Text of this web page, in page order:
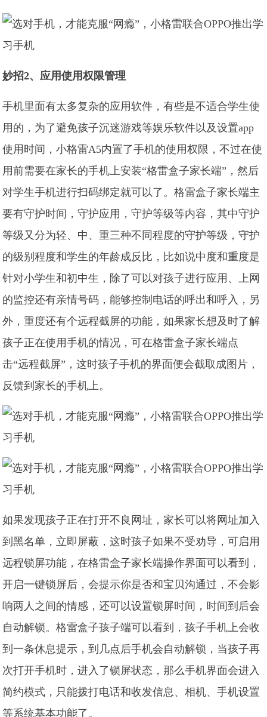
妙招2、应用使用权限管理
手机里面有太多复杂的应用软件，有些是不适合学生使
用的，为了避免孩子沉迷游戏等娱乐软件以及设置app
使用时间，小格雷A5内置了手机的使用权限，不过在使
用前需要在家长的手机上安装“格雷盒子家长端”，然后
对学生手机进行扫码绑定就可以了。格雷盒子家长端主
要有守护时间，守护应用，守护等级等内容，其中守护
等级又分为轻、中、重三种不同程度的守护等级，守护
的级别程度和学生的年龄成反比，比如说中度和重度是
针对小学生和初中生，除了可以对孩子进行应用、上网
的监控还有亲情号码，能够控制电话的呼出和呼入，另
外，重度还有个远程截屏的功能，如果家长想及时了解
孩子正在使用手机的情况，可在格雷盒子家长端点
击“远程截屏”，这时孩子手机的界面便会截取成图片，
反馈到家长的手机上。
如果发现孩子正在打开不良网址，家长可以将网址加入
到黑名单，立即屏蔽，这时孩子如果不受劝导，可启用
远程锁屏功能，在格雷盒子家长端操作界面可以看到，
开启一键锁屏后，会提示你是否和宝贝沟通过，不会影
响两人之间的情感，还可以设置锁屏时间，时间到后会
自动解锁。格雷盒子孩子端可以看到，孩子手机上会收
到一条休息提示，到几点后手机会自动解锁，当孩子再
次打开手机时，进入了锁屏状态，那么手机界面会进入
简约模式，只能拨打电话和收发信息、相机、手机设置
等系统基本功能了。